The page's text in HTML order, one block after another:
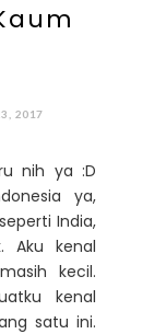
2017
nih ya :D
ya,
India,
Aku kenal
kecil.
kenal
satu ini.